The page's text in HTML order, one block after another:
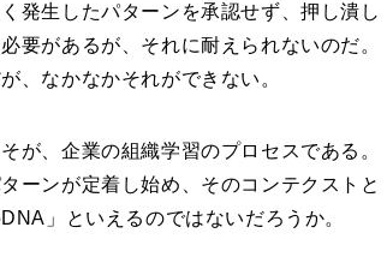
発生したパターンを承認せず、押し潰し
要があるが、それに耐えられないのだ。
、なかなかそれができない。
が、企業の組織学習のプロセスである。
ーンが定着し始め、そのコンテクストと
」といえるのではないだろうか。